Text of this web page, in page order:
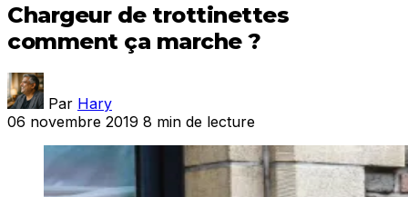
Chargeur de trottinettes
comment ça marche ?
Par Hary
06 novembre 2019 8 min de lecture